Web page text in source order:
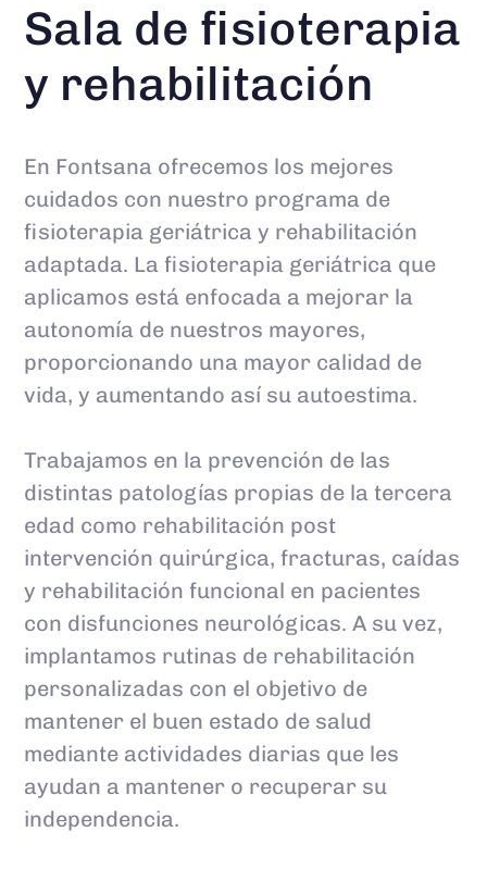
Sala de fisioterapia
y rehabilitación
En Fontsana ofrecemos los mejores
cuidados con nuestro programa de
fisioterapia geriátrica y rehabilitación
adaptada. La fisioterapia geriátrica que
aplicamos está enfocada a mejorar la
autonomía de nuestros mayores,
proporcionando una mayor calidad de
vida, y aumentando así su autoestima.
Trabajamos en la prevención de las
distintas patologías propias de la tercera
edad como rehabilitación post
intervención quirúrgica, fracturas, caídas
y rehabilitación funcional en pacientes
con disfunciones neurológicas. A su vez,
implantamos rutinas de rehabilitación
personalizadas con el objetivo de
mantener el buen estado de salud
mediante actividades diarias que les
ayudan a mantener o recuperar su
independencia.